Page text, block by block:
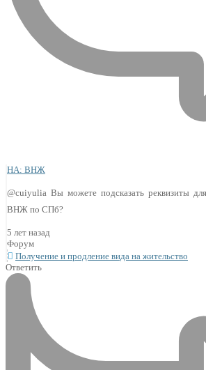
НА: ВНЖ
@cuiyulia Вы можете подсказать реквизиты
ВНЖ по СПб?
5 лет назад
Форум
Получение и продление вида на жительство
Ответить